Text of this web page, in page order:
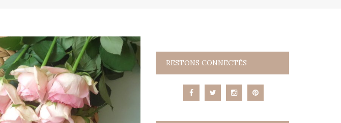
RESTONS CONNECTÉS